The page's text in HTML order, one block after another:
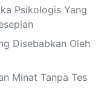
Psikologis Yang
Disebabkan Oleh
Minat Tanpa Tes